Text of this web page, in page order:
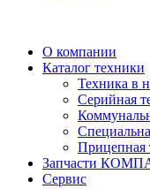
О компании
Каталог техники
Техника в
Серийная
Прицепная
Запчасти
Сервис